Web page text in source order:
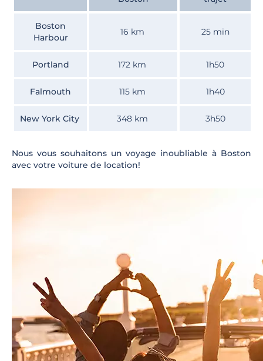
Boston
Harbour
16 km 25 min
Portland 172 km 1h50
Falmouth 115 km 1h40
New York City 348 km 3h50
Nous vous souhaitons un voyage inoubliable à Boston
avec votre voiture de location!